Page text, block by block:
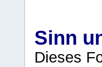
Sinn
Dieses